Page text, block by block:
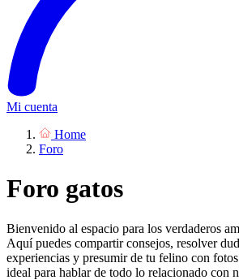
Mi cuenta
Home
Foro
Foro gatos
Bienvenido al espacio para los verdaderos
Aquí puedes compartir consejos, resolver
experiencias y presumir de tu felino con
ideal para hablar de todo lo relacionado con